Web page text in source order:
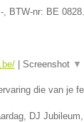
-, BTW-nr: BE
| Screenshot ▼
die van je
DJ